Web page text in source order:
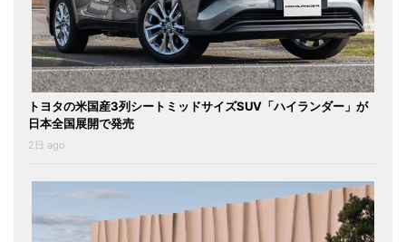
トヨタの米国産3列シートミッドサイズSUV「ハイランダー」が
日本全国展開で発売
2日 ago